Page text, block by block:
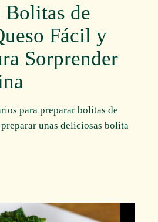
Bolitas de
Fácil y
Sorprender
para preparar bolitas de
unas deliciosas bolita